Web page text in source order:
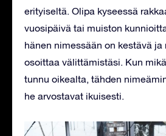
erityiseltä. Olipa kyseessä
vuosipäivä tai muiston
hänen nimessään on kestävä ja
osoittaa välittämistäsi. Kun
tunnu oikealta, tähden
he arvostavat ikuisesti.